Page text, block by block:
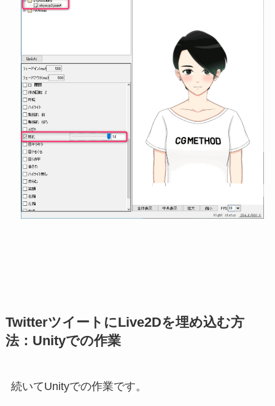
TwitterツイートにLive2Dを埋め込む方
法： Unityでの作業
続いてUnityでの作業です。